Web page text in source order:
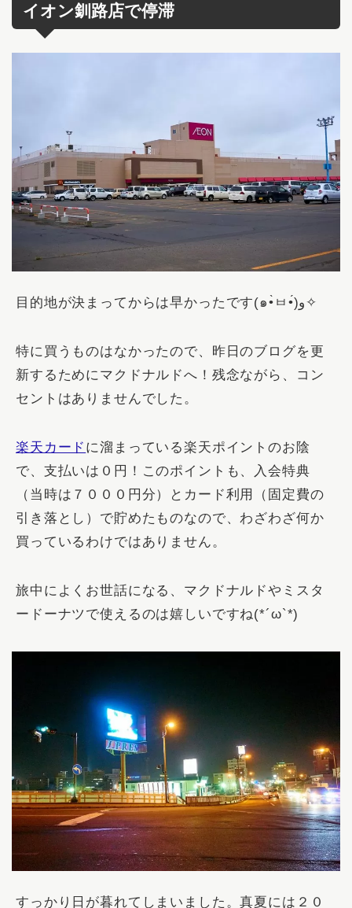
イオン釧路店で停滞
目的地が決まってからは早かったです(๑•̀ㅂ•́)و✧
特に買うものはなかったので、昨日のブログを更
新するためにマクドナルドへ！残念ながら、コン
セントはありませんでした。
楽天カード に溜まっている楽天ポイントのお陰
で、支払いは０円！このポイントも、入会特典
（当時は７０００円分）とカード利用（固定費の
引き落とし）で貯めたものなので、わざわざ何か
買っているわけではありません。
旅中によくお世話になる、マクドナルドやミスタ
ードーナツで使えるのは嬉しいですね(*´ω`*)
すっかり日が暮れてしまいました。真夏には２０